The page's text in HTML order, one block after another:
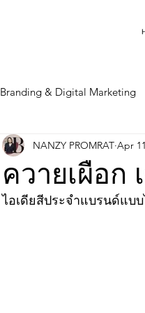
Branding & Digital Marketing
ควายเผือก
NANZY PROMRAT Apr
ไอเดียสีประจำแบรนด์แบบ